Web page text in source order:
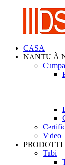
CASA
NANTU À
Video
PRODOTTI
Tubi